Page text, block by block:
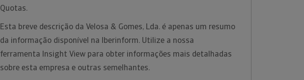
Quotas.
Esta breve descrição da Velosa & Gomes, Lda. é apenas um resumo
da informação disponível na Iberinform. Utilize a nossa
ferramenta Insight View para obter informações mais detalhadas
sobre esta empresa e outras semelhantes.